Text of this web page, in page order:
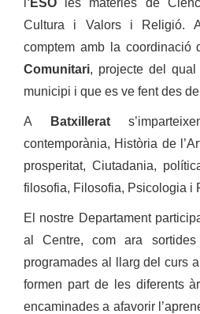
’ESO
les matèries de
Cultura i Valors i Religió.
comptem amb la coordinació
Comunitari, projecte del
municipi i que es ve fent des
A Batxillerat
contemporània, Història de
prosperitat, Ciutadania,
filosofia, Filosofia, Psicologia i
El nostre Departament
al Centre, com ara
programades al llarg del curs
formen part de les diferents
encaminades a afavorir